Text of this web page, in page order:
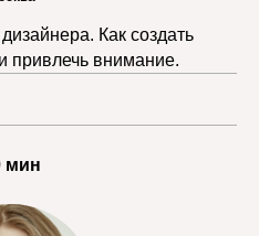
Как создать
привлечь внимание.
мин